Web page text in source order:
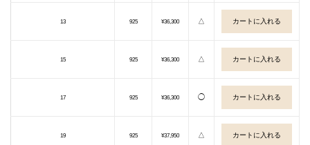
13 925 ¥36,300 △
15 925 ¥36,300 △
17 925 ¥36,300 ◯
19 925 ¥37,950 △